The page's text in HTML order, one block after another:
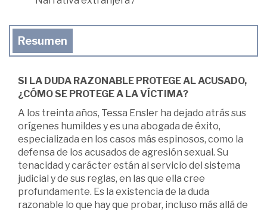
Resumen
SI LA DUDA RAZONABLE PROTEGE AL ACUSADO,
¿CÓMO SE PROTEGE A LA VÍCTIMA?
A los treinta años, Tessa Ensler ha dejado atrás sus
orígenes humildes y es una abogada de éxito,
especializada en los casos más espinosos, como la
defensa de los acusados de agresión sexual. Su
tenacidad y carácter están al servicio del sistema
judicial y de sus reglas, en las que ella cree
profundamente. Es la existencia de la duda
razonable lo que hay que probar, incluso más allá de